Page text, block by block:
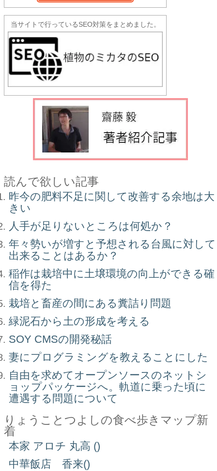
当サイトで行っているSEO対策をまとめました。
読んで欲しい記事
昨今の肥料不足に関して改善する余地は大
きい
人手が足りないところは何処か？
年々勢いが増すと予想される台風に対して
出来ることはあるか？
稲作は栽培中に土壌環境の向上ができる確
信を得た
栽培と畜産の間にある糞詰り問題
緑泥石から土の形成を考える
SOY CMSの開発秘話
妻にプログラミングを教えることにした
自由を求めてオープンソースのネットシ
ョップパッケージへ。軌道に乗った頃に
遭遇する問題について
りょうことつよしの食べ歩きマップ新
着
本家 アロチ 丸高 ()
中華飯店 香来()